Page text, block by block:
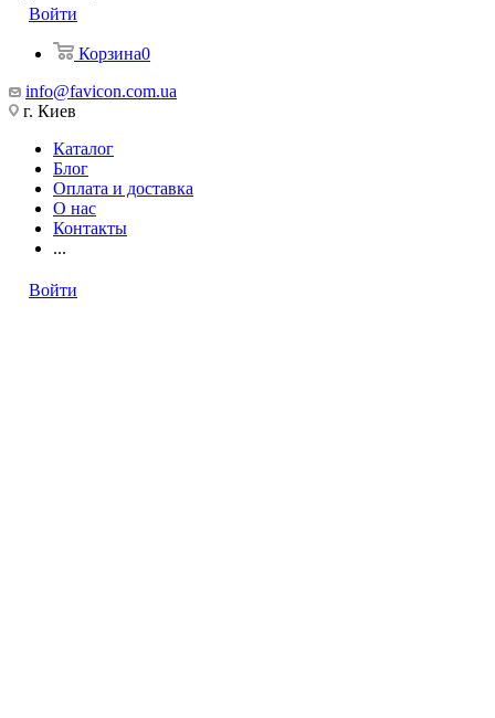
Войти
Корзина0
info@favicon.com.ua
г. Киев
Каталог
Блог
Оплата и доставка
О нас
Контакты
...
Войти